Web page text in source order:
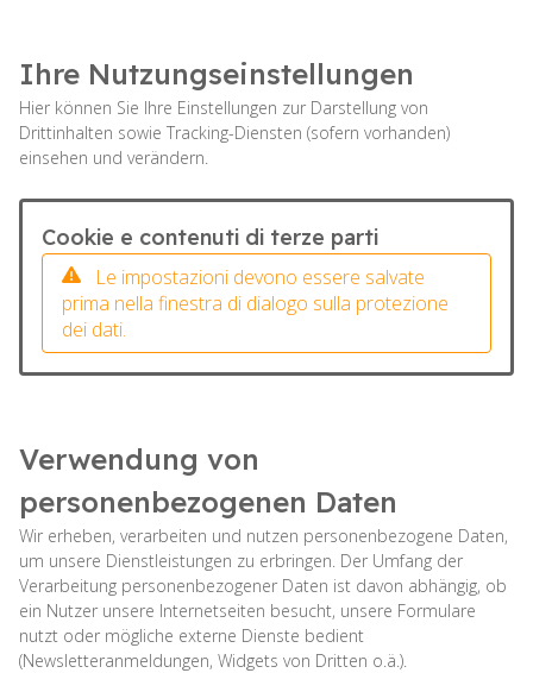
Ihre Nutzungseinstellungen
Hier können Sie Ihre Einstellungen zur Darstellung von
Drittinhalten sowie Tracking-Diensten (sofern vorhanden)
einsehen und verändern.
Cookie e contenuti di terze parti
Le impostazioni devono essere salvate
prima nella finestra di dialogo sulla protezione
dei dati.
Verwendung von
personenbezogenen Daten
Wir erheben, verarbeiten und nutzen personenbezogene Daten,
um unsere Dienstleistungen zu erbringen. Der Umfang der
Verarbeitung personenbezogener Daten ist davon abhängig, ob
ein Nutzer unsere Internetseiten besucht, unsere Formulare
nutzt oder mögliche externe Dienste bedient
(Newsletteranmeldungen, Widgets von Dritten o.ä.).